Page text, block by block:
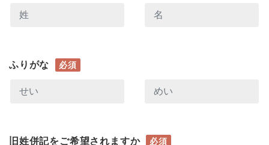
ふりがな 必須
旧姓併記をご希望されますか 必須